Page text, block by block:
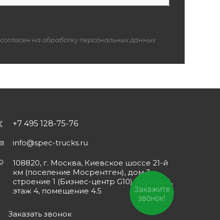
на обработку персональных данных
+7 495 128-75-76
info@spec-trucks.ru
108820, г. Москва, Киевское шоссе 21-й
км (поселение Мосрентген), дом 3
строение 1 (Бизнес-центр G10), корпус А,
этаж 4, помещение 4.5
Заказать звонок
Закажите
звонок!